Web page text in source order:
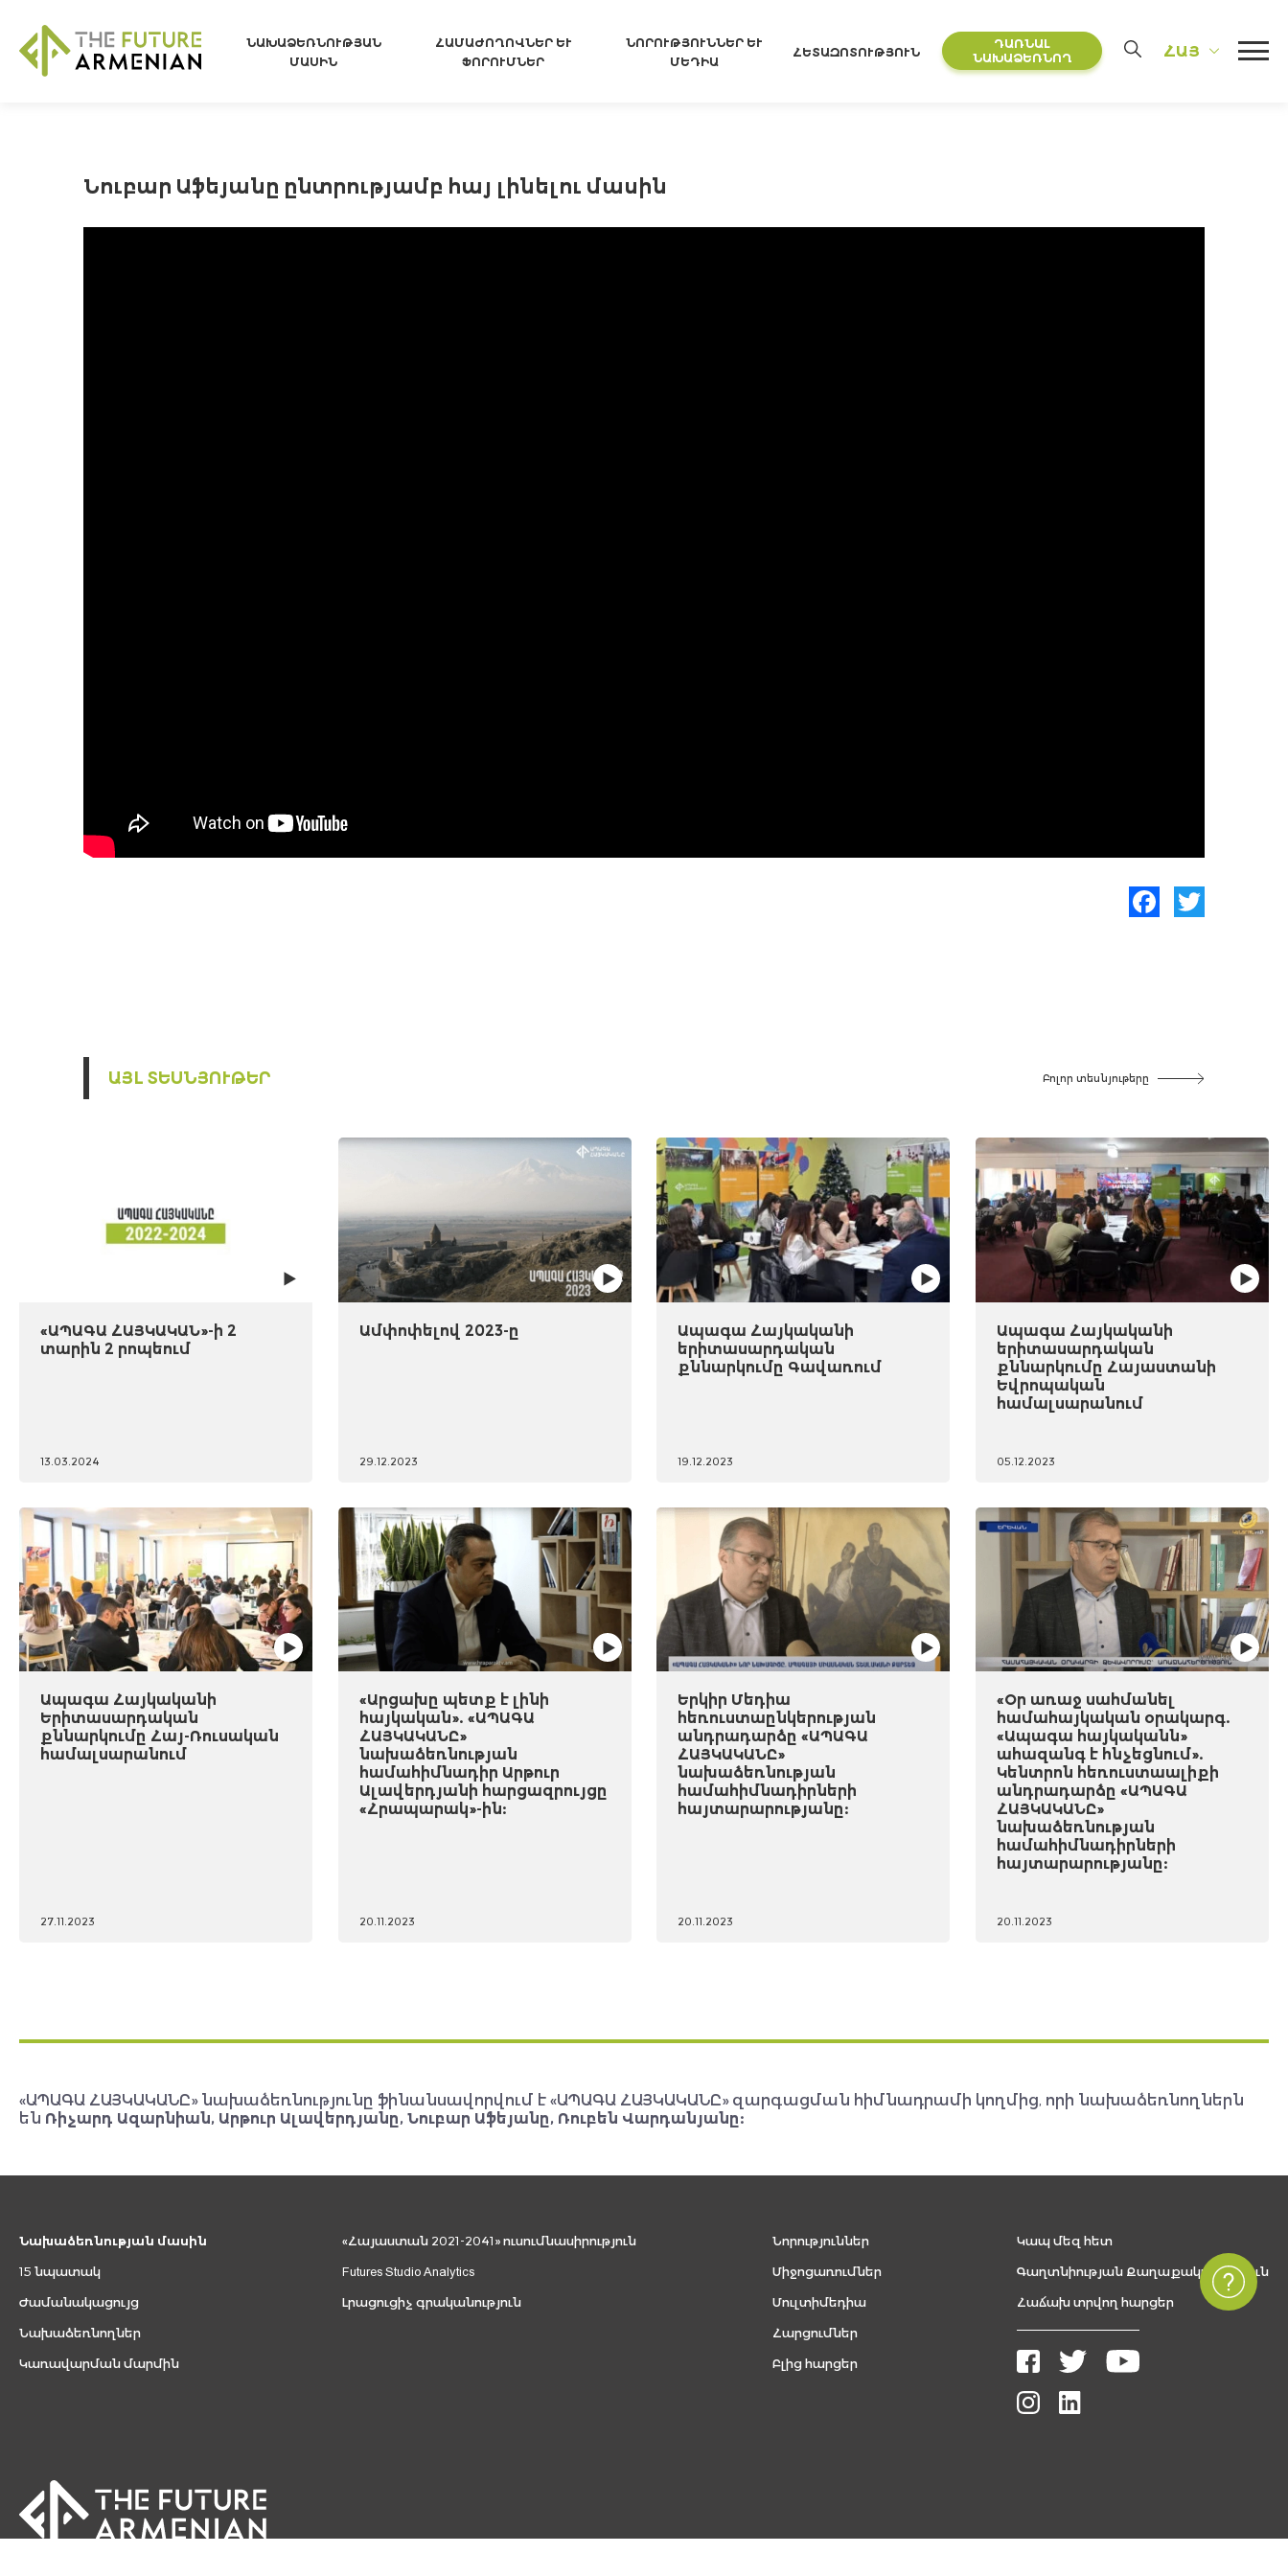
ՆԱԽԱՁԵՌՆՈՒԹՅԱՆ
ՄԱՍԻՆ
ՀԱՄԱԺՈՂՈՎՆԵՐ ԵՒ Ֆ
ՈՐՈՒՄՆԵՐ
ՆՈՐՈՒԹՅՈՒՆՆԵՐ ԵՒ Մ
ԵԴԻԱ
ՀԵՏԱԶՈՏՈՒԹՅՈՒՆ
ԴԱՌՆԱԼ
ՆԱԽԱՁԵՌՆՈՂ
ՀԱՅ
Նուբար Աֆեյանը ընտրությամբ հայ լինելու մասին
ԱՅԼ ՏԵՍՆՅՈՒԹԵՐ Բոլոր տեսնյութերը
«ԱՊԱԳԱ ՀԱՅԿԱԿԱՆ»-ի 2
տարին 2 րոպեում
13.03.2024
Ամփոփելով 2023-ը
29.12.2023
Ապագա Հայկականի
երիտասարդական
քննարկումը Գավառում
19.12.2023
Ապագա Հայկականի
երիտասարդական
քննարկումը Հայաստանի
Եվրոպական
համալսարանում
05.12.2023
Ապագա Հայկականի
Երիտասարդական
քննարկումը Հայ-Ռուսական
համալսարանում
27.11.2023
«Արցախը պետք է լինի
հայկական». «ԱՊԱԳԱ
ՀԱՅԿԱԿԱՆԸ»
նախաձեռնության
համահիմնադիր Արթուր
Ալավերդյանի հարցազրույցը
«Հրապարակ»-ին:
20.11.2023
Երկիր Մեդիա
հեռուստաընկերության
անդրադարձը «ԱՊԱԳԱ
ՀԱՅԿԱԿԱՆԸ»
նախաձեռնության
համահիմնադիրների
հայտարարությանը:
20.11.2023
«Օր առաջ սահմանել
համահայկական օրակարգ.
«Ապագա հայկականն»
ահազանգ է հնչեցնում».
Կենտրոն հեռուստաալիքի
անդրադարձը «ԱՊԱԳԱ
ՀԱՅԿԱԿԱՆԸ»
նախաձեռնության
համահիմնադիրների
հայտարարությանը:
20.11.2023
«ԱՊԱԳԱ ՀԱՅԿԱԿԱՆԸ» նախաձեռնությունը ֆինանսավորվում է «ԱՊԱԳԱ ՀԱՅԿԱԿԱՆԸ» զարգացման հիմնադրամի կողմից, որի նախաձեռնողներն
են Ռիչարդ Ազարնիան, Արթուր Ալավերդյանը, Նուբար Աֆեյանը, Ռուբեն Վարդանյանը:
Նախաձեռնության մասին
15 նպատակ
Ժամանակացույց
Նախաձեռնողներ
Կառավարման մարմին
«Հայաստան 2021-2041» ուսումնասիրություն
Futures Studio Analytics
Լրացուցիչ գրականություն
Նորություններ
Միջոցառումներ
Մուլտիմեդիա
Հարցումներ
Բլից հարցեր
Կապ մեզ հետ
Գաղտնիության Քաղաքականություն
Հաճախ տրվող հարցեր